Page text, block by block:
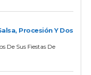
Procesión Y Dos
De Sus Fiestas De